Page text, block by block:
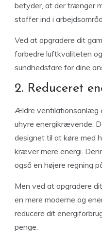
betyder, at der trænger
stoffer ind i
Ved at opgradere dit
forbedre luftkvaliteten
sundhedsfare for dine
2. Reduceret
Ældre ventilationsanlæg
uhyre energikrævende.
designet til at køre med
kræver mere energi.
også en højere regning
Men ved at opgradere
en mere moderne og
reducere dit
penge.